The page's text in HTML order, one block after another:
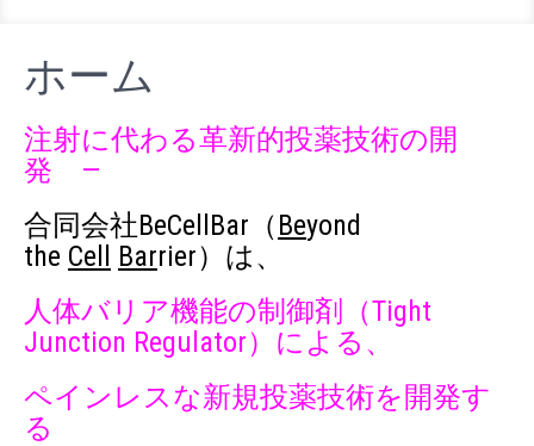
ホーム
注射に代わる革新的投薬技術の開
発
—
合同会社BeCellBar（Beyond
the Cell Barrier）は、
人体バリア機能の制御剤（Tight
Junction Regulator）による、
ペインレスな新規投薬技術を開発す
る